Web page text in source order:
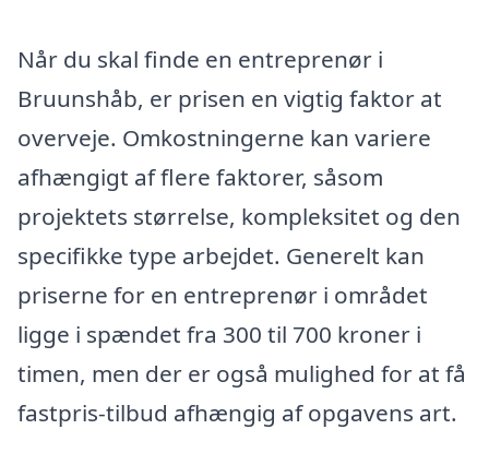
Når du skal finde en entreprenør i
Bruunshåb, er prisen en vigtig faktor at
overveje. Omkostningerne kan variere
afhængigt af flere faktorer, såsom
projektets størrelse, kompleksitet og den
specifikke type arbejdet. Generelt kan
priserne for en entreprenør i området
ligge i spændet fra 300 til 700 kroner i
timen, men der er også mulighed for at få
fastpris-tilbud afhængig af opgavens art.